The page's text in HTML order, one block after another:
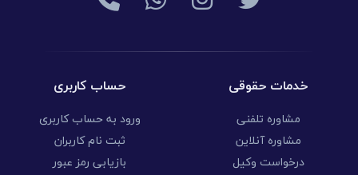
خدمات حقوقی
مشاوره تلفنی
مشاوره آنلاین
درخواست وکیل
حساب کاربری
ورود به حساب کاربری
ثبت نام کاربران
بازیابی رمز عبور